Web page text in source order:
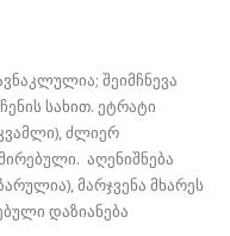
შეიმჩნევა
სახით. ეტრატი
ძლიერ
აღენიშნება
მარჯვენა მხარეს
დაზიანება